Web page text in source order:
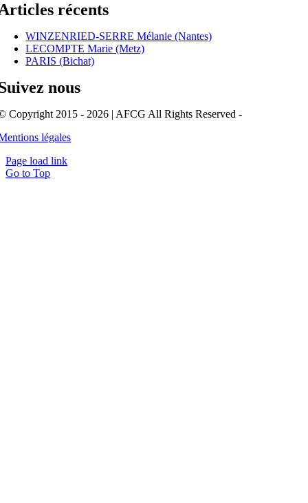
récents
WINZENRIED-SERRE Mélanie (Nantes)
LECOMPTE Marie (Metz)
PARIS (Bichat)
nous
Copyright 2015 - 2026 | AFCG All Rights Reserved -
légales
Page load link
Go to Top